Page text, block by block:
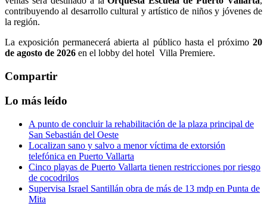
contribuyendo al desarrollo cultural y artístico de niños y jóvenes de
la región.
La exposición permanecerá abierta al público hasta el próximo20
de agosto de 2026 en el lobby del hotel Villa Premiere.
Compartir
Lo más leído
A punto de concluir la rehabilitación de la plaza principal de
San Sebastián del Oeste
Localizan sano y salvo a menor víctima de extorsión
telefónica en Puerto Vallarta
Cinco playas de Puerto Vallarta tienen restricciones por riesgo
de cocodrilos
Supervisa Israel Santillán obra de más de 13 mdp en Punta de
Mita